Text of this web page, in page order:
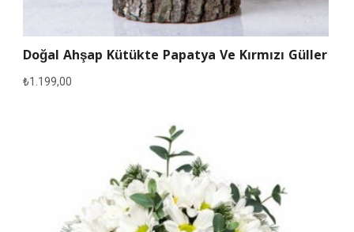
Doğal Ahşap Kütükte Papatya Ve Kırmızı Güller
₺1.199,00